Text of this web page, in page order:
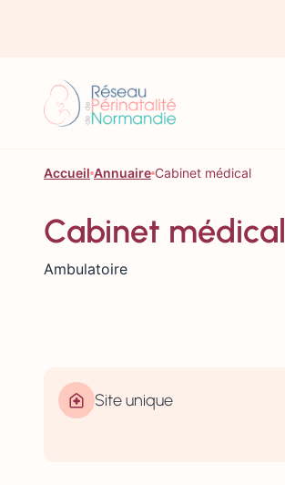
Accueil Annuaire Cabinet médical
Cabinet médical
Ambulatoire
Site unique